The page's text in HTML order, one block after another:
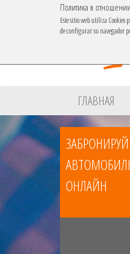
Политика в
Este sitio web utiliza
de configurar su navegador
ГЛАВНАЯ
ОНЛАЙН